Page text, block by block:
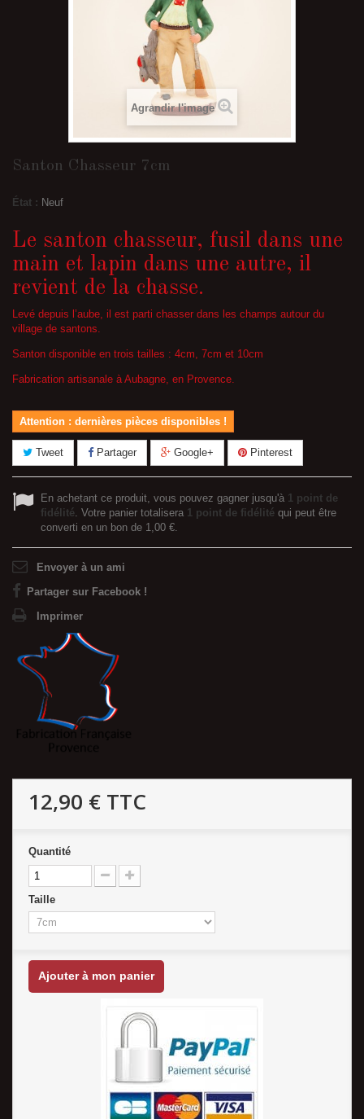
Agrandir l'image
Santon Chasseur 7cm
État : Neuf
Le santon chasseur, fusil dans une
main et lapin dans une autre, il
revient de la chasse.
Levé depuis l’aube, il est parti chasser dans les champs autour du
village de santons.
Santon disponible en trois tailles : 4cm, 7cm et 10cm
Fabrication artisanale à Aubagne, en Provence.
Attention : dernières pièces disponibles !
Tweet Partager Google+ Pinterest
En achetant ce produit, vous pouvez gagner jusqu'à 1 point de
fidélité. Votre panier totalisera 1 point de fidélité qui peut être
converti en un bon de 1,00 €.
Envoyer à un ami
Partager sur Facebook !
Imprimer
12,90 € TTC
Quantité
Taille
Ajouter à mon panier